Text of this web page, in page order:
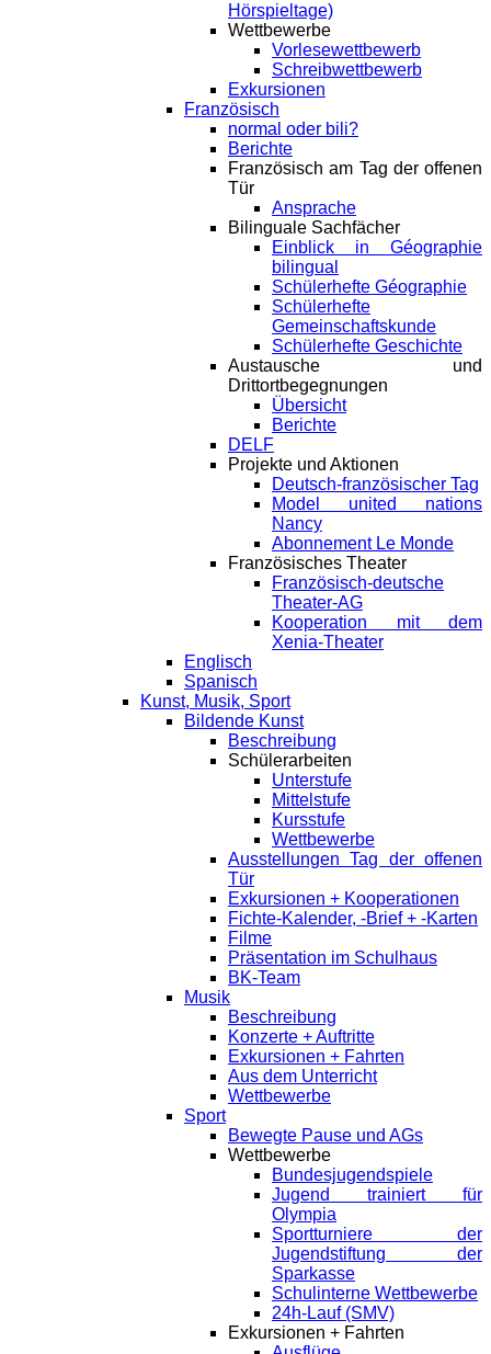
Hörspieltage)
Wettbewerbe
Vorlesewettbewerb
Schreibwettbewerb
Exkursionen
Französisch
normal oder bili?
Berichte
Französisch am Tag der offenen
Tür
Ansprache
Bilinguale Sachfächer
Einblick in Géographie
bilingual
Schülerhefte Géographie
Schülerhefte
Gemeinschaftskunde
Schülerhefte Geschichte
Austausche und
Drittortbegegnungen
Übersicht
Berichte
DELF
Projekte und Aktionen
Deutsch-französischer Tag
Model united nations
Nancy
Abonnement Le Monde
Französisches Theater
Französisch-deutsche
Theater-AG
Kooperation mit dem
Xenia-Theater
Englisch
Spanisch
Kunst, Musik, Sport
Bildende Kunst
Beschreibung
Schülerarbeiten
Unterstufe
Mittelstufe
Kursstufe
Wettbewerbe
Ausstellungen Tag der offenen
Tür
Exkursionen + Kooperationen
Fichte-Kalender, -Brief + -Karten
Filme
Präsentation im Schulhaus
BK-Team
Musik
Beschreibung
Konzerte + Auftritte
Exkursionen + Fahrten
Aus dem Unterricht
Wettbewerbe
Sport
Bewegte Pause und AGs
Wettbewerbe
Bundesjugendspiele
Jugend trainiert für
Olympia
Sportturniere der
Jugendstiftung der
Sparkasse
Schulinterne Wettbewerbe
24h-Lauf (SMV)
Exkursionen + Fahrten